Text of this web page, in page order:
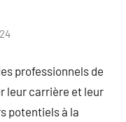
professionnels de
leur carrière et leur
potentiels à la